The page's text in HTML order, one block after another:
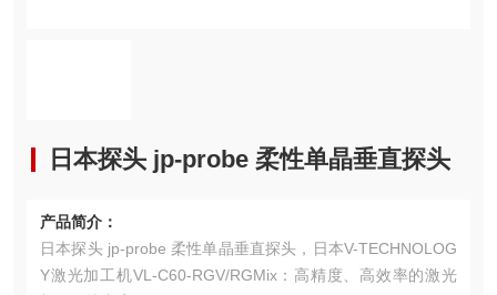
日本探头 jp-probe 柔性单晶垂直探头
产品简介：
日本探头 jp-probe 柔性单晶垂直探头，日本V-TECHNOLOG
Y激光加工机VL-C60-RGV/RGMix：高精度、高效率的激光